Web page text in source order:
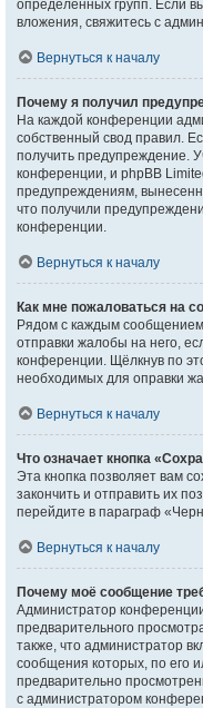
определённых групп. Если
вложения, свяжитесь с
Вернуться к началу
Почему я получил
На каждой конференции
собственный свод правил.
получить предупреждение.
конференции, и phpBB
предупреждениям,
что получили
конференции.
Вернуться к началу
Как мне пожаловаться на
Рядом с каждым
отправки жалобы на него,
конференции. Щёлкнув по
необходимых для оправки
Вернуться к началу
Что означает кнопка
Эта кнопка позволяет вам
закончить и отправить их
перейдите в параграф
Вернуться к началу
Почему моё сообщение
Администратор
предварительного
также, что администратор
сообщения которых, по его
предварительно
с администратором